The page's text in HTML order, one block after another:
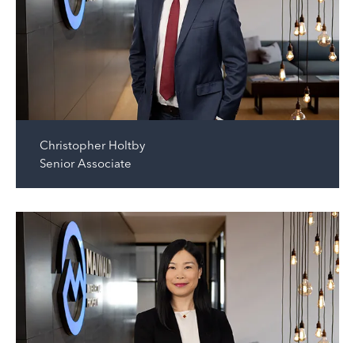
Christopher Holtby
Senior Associate